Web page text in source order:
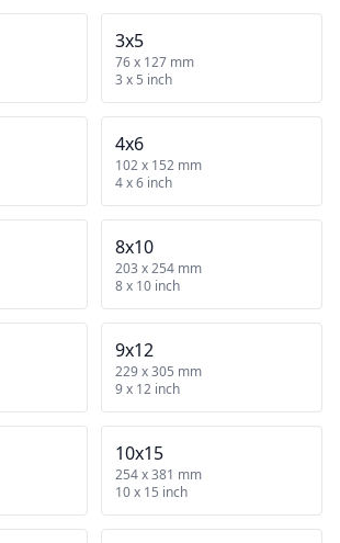
3x5
76 x 127 mm
3 x 5 inch
4x6
102 x 152 mm
4 x 6 inch
8x10
203 x 254 mm
8 x 10 inch
9x12
229 x 305 mm
9 x 12 inch
10x15
254 x 381 mm
10 x 15 inch